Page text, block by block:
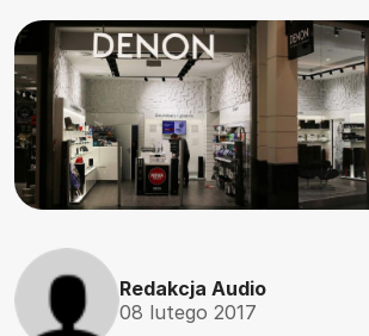
Redakcja Audio
08 lutego 2017